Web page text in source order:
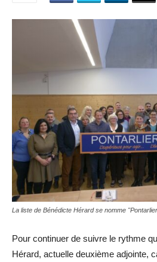
La liste de Bénédicte Hérard se nomme
Pour continuer de suivre le rythme
Hérard, actuelle deuxième adjointe,